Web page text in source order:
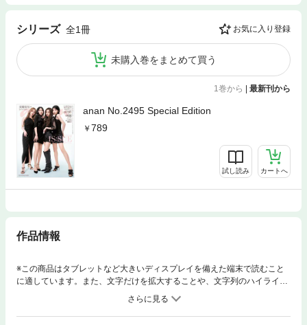
シリーズ 全1冊 お気に入り登録
未購入巻をまとめて買う
1巻から 最新刊から
anan No.2495 Special Edition
789
試し読み カートへ
作品情報
※この商品はタブレットなど大きいディスプレイを備えた端末で読むこと
に適しています。また、文字だけを拡大することや、文字列のハイライ
ト、検索、辞書の参照、引用などの機能が使用できません。※『anan No.2
495』『anan No.2495増刊』『anan No.2495 Special Edition』は表紙の
みが異なり、そのほかの内容はすべて同一です。※『anan No.2495増刊』